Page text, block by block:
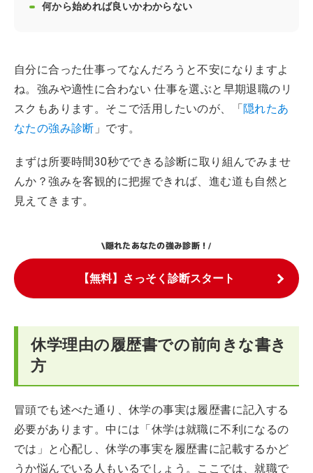
何から始めれば良いかわからない
自分に合った仕事ってなんだろうと不安になりますよ
ね。強みや適性に合わない 仕事を選ぶと早期退職のリ
スクもあります。そこで活用したいのが、「隠れたあ
なたの強み診断 」です。
まずは所要時間30秒でできる診断に取り組んでみませ
んか？強みを客観的に把握できれば、進む道も自然と
見えてきます。
\隠れたあなたの強み診断！/
【無料】さっそく診断スタート
休学理由の履歴書での前向きな書き
方
冒頭でも述べた通り、休学の事実は履歴書に記入する
必要があります。中には「休学は就職に不利になるの
では」と心配し、休学の事実を履歴書に記載するかど
うか悩んでいる人もいるでしょう。ここでは、就職で